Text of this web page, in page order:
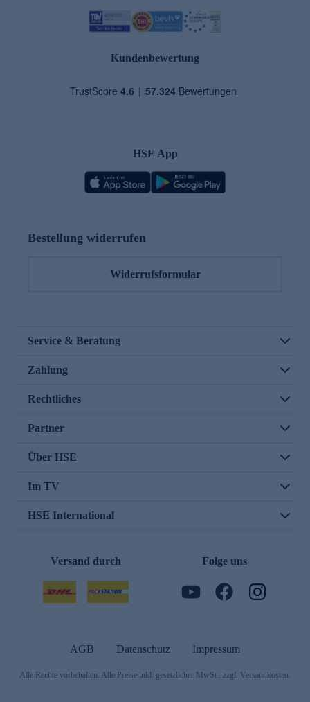
Kundenbewertung
HSE App
Bestellung widerrufen
Widerrufsformular
Service & Beratung
Zahlung
Rechtliches
Partner
Über HSE
Im TV
HSE International
Versand durch Folge uns
AGB Datenschutz Impressum
Alle Rechte vorbehalten. Alle Preise inkl. gesetzlicher MwSt., zzgl. Versandkosten.